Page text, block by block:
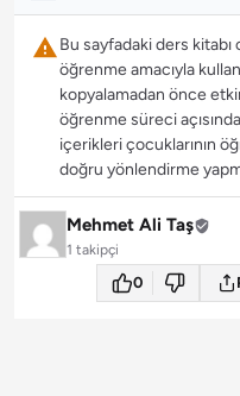
Bu sayfadaki ders kitabı
öğrenme amacıyla
kopyalamadan önce
öğrenme süreci
içerikleri çocuklarının
doğru yönlendirme
Mehmet Ali Taş
1 takipçi
0